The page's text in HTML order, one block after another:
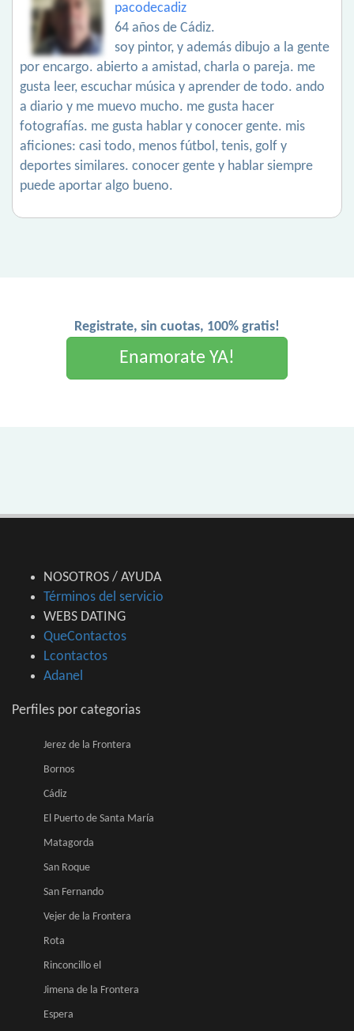
pacodecadiz
64 años de Cádiz.
soy pintor, y además dibujo a la gente
por encargo. abierto a amistad, charla o pareja. me
gusta leer, escuchar música y aprender de todo. ando
a diario y me muevo mucho. me gusta hacer
fotografías. me gusta hablar y conocer gente. mis
aficiones: casi todo, menos fútbol, tenis, golf y
deportes similares. conocer gente y hablar siempre
puede aportar algo bueno.
Registrate, sin cuotas, 100% gratis!
Enamorate YA!
NOSOTROS / AYUDA
Términos del servicio
WEBS DATING
QueContactos
Lcontactos
Adanel
Perfiles por categorias
Jerez de la Frontera
Bornos
Cádiz
El Puerto de Santa María
Matagorda
San Roque
San Fernando
Vejer de la Frontera
Rota
Rinconcillo el
Jimena de la Frontera
Espera